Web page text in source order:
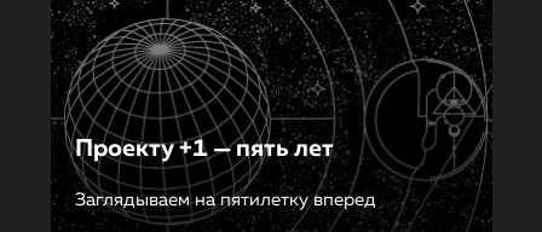
Проекту +1 — пять лет
Заглядываем на пятилетку вперед